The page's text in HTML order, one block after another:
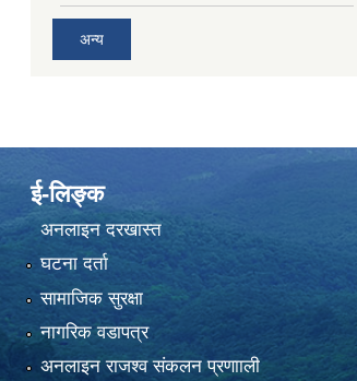
अन्य
ई-लिङ्क
अनलाइन दरखास्त
घटना दर्ता
सामाजिक सुरक्षा
नागरिक वडापत्र
अनलाइन राजश्व संकलन प्रणााली